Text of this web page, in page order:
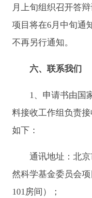
月上旬组织召开答
项目将在6月中旬通
不再另行通知。
六、联系我们
1、申请书由国家
料接收工作组负责
如下：
通讯地址：北京
然科学基金委员会
101房间）；